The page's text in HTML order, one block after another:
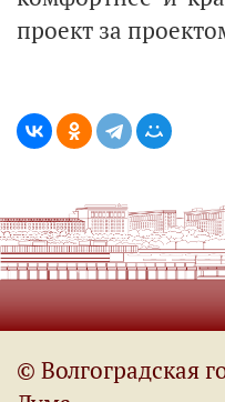
проект за
© Волгоградская